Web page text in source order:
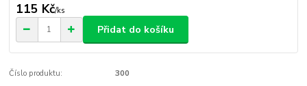
115 Kč/ks
Přidat do košíku
Číslo produktu: 300